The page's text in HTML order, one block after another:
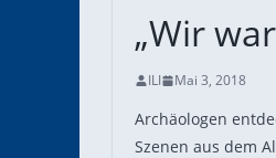
„Wir
ILI Mai 3, 2018
Archäologen
Szenen aus dem